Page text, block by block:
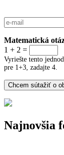
E-mail
Matematická
1 + 2 =
Vyriešte tento
pre 1+3, zadajte 4.
Najnovšia